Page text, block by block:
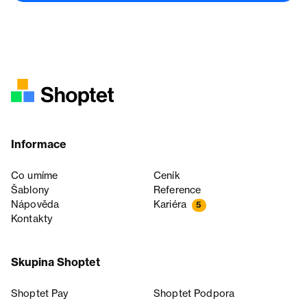
Informace
Co umíme
Ceník
Šablony
Reference
Nápověda
Kariéra 5
Kontakty
Skupina Shoptet
Shoptet Pay
Shoptet Podpora